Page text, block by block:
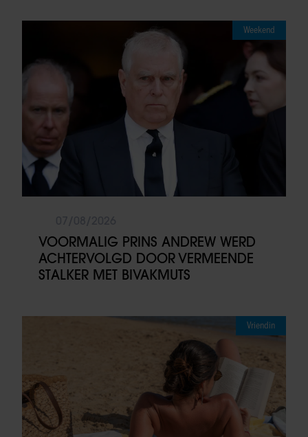
Weekend
VOORMALIG PRINS ANDREW WERD
ACHTERVOLGD DOOR VERMEENDE
STALKER MET BIVAKMUTS
Vriendin